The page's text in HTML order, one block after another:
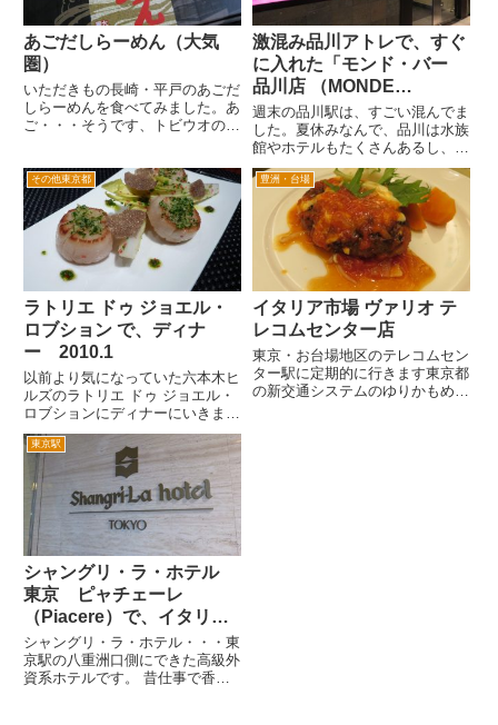
あごだしらーめん（大気
圏）
いただきもの長崎・平戸のあごだ
しらーめんを食べてみました。あ
ご・・・そうです、トビウオのこ
ています。 そのあごが、名物の
長崎の平戸のらーめんとは、どん
なお味なんでしょうか。食べた
こ...
激混み品川アトレで、すぐ
に入れた「モンド・バー
品川店 （MONDE
BAR）」
週末の品川駅は、すごい混んでま
した。夏休みなんで、品川は水族
館やホテルもたくさんあるし、家
族連れや若いひとが多かったで
す。 ランチタイムの品川駅で
とりあえずサクッとごはんを食べ
たいのに、駅ビルのアトレは、ど
このお店も並んでます。店内んも
混...
その他東京都
ラトリエ ドゥ ジョエル・
ロブション で、ディナ
ー 2010.1
以前より気になっていた六本木ヒ
ルズのラトリエ ドゥ ジョエル・
ロブションにディナーにいきまし
た。 というのも階下の中華など
のレストランが、すごく混んでい
て、並ぶのが嫌だったからという
のもあります。 入口で、予約な
しの旨を告げます。店内は、比...
豊洲・台場
イタリア市場 ヴァリオ テ
レコムセンター店
東京・お台場地区のテレコムセン
ター駅に定期的に行きます東京都
の新交通システムのゆりかもめの
東京駅
シャングリ・ラ・ホテル
東京 ピャチェーレ
（Piacere）で、イタリア
ンディナー
シャングリ・ラ・ホテル・・・東
京駅の八重洲口側にできた高級外
資系ホテルです。 昔仕事で香港